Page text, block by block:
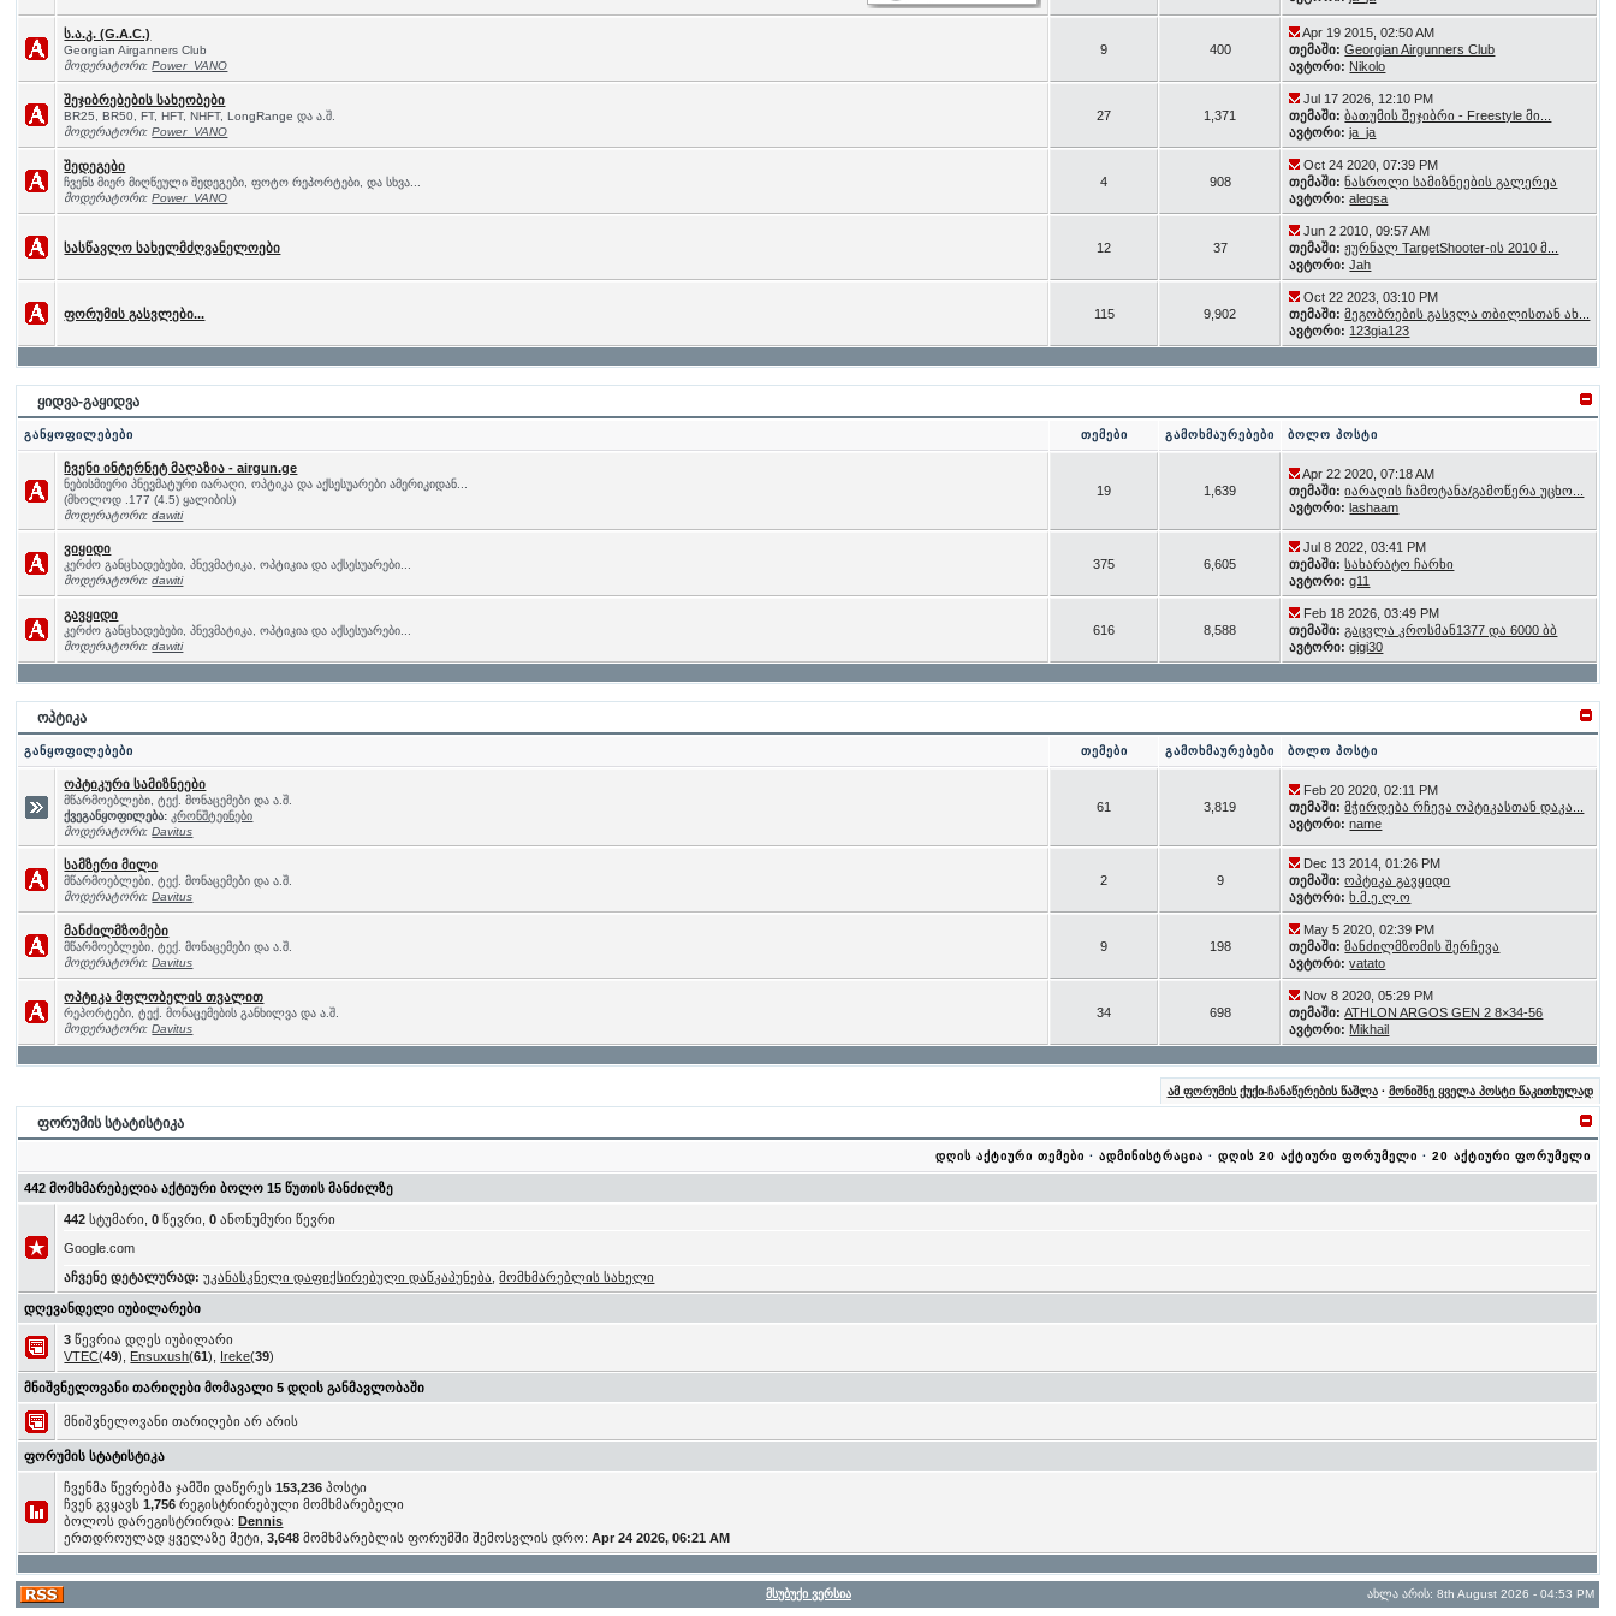
ს.ა.კ. (G.A.C.)
Georgian Airganners Club
მოდერატორი:Power_VANO
9 400
Apr 19 2015, 02:50 AM
თემაში: Georgian Airgunners Club
ავტორი: Nikolo
შეჯიბრებების სახეობები
BR25, BR50, FT, HFT, NHFT, LongRange და ა.შ.
მოდერატორი:Power_VANO
27 1,371
Jul 17 2026, 12:10 PM
თემაში: ბათუმის შეჯიბრი - Freestyle მი...
ავტორი: ja_ja
შედეგები
ჩვენს მიერ მიღწეული შედეგები, ფოტო რეპორტები, და სხვა...
მოდერატორი:Power_VANO
4 908
Oct 24 2020, 07:39 PM
თემაში: ნასროლი სამიზნეების გალერეა
ავტორი: aleqsa
სასწავლო სახელმძღვანელოები 12 37
Jun 2 2010, 09:57 AM
თემაში: ჟურნალ TargetShooter-ის 2010 მ...
ავტორი: Jah
ფორუმის გასვლები... 115 9,902
Oct 22 2023, 03:10 PM
თემაში: მეგობრების გასვლა თბილისთან ახ...
ავტორი: 123gia123
ყიდვა-გაყიდვა
განყოფილებები თემები გამოხმაურებები ბოლო პოსტი
ჩვენი ინტერნეტ მაღაზია - airgun.ge
ნებისმიერი პნევმატური იარაღი, ოპტიკა და აქსესუარები ამერიკიდან...
(მხოლოდ .177 (4.5) ყალიბის)
მოდერატორი:dawiti
19 1,639
Apr 22 2020, 07:18 AM
თემაში: იარაღის ჩამოტანა/გამოწერა უცხო...
ავტორი: lashaam
ვიყიდი
კერძო განცხადებები, პნევმატიკა, ოპტიკია და აქსესუარები...
მოდერატორი:dawiti
375 6,605
Jul 8 2022, 03:41 PM
თემაში: სახარატო ჩარხი
ავტორი: g11
გავყიდი
კერძო განცხადებები, პნევმატიკა, ოპტიკია და აქსესუარები...
მოდერატორი:dawiti
616 8,588
Feb 18 2026, 03:49 PM
თემაში: გაცვლა კროსმან1377 და 6000 ბბ
ავტორი: gigi30
ოპტიკა
განყოფილებები თემები გამოხმაურებები ბოლო პოსტი
ოპტიკური სამიზნეები
მწარმოებლები, ტექ. მონაცემები და ა.შ.
ქვეგანყოფილება: კრონშტეინები
მოდერატორი:Davitus
61 3,819
Feb 20 2020, 02:11 PM
თემაში: მჭირდება რჩევა ოპტიკასთან დაკა...
ავტორი: name
სამზერი მილი
მწარმოებლები, ტექ. მონაცემები და ა.შ.
მოდერატორი:Davitus
2 9
Dec 13 2014, 01:26 PM
თემაში: ოპტიკა გავყიდი
ავტორი: ხ.მ.ე.ლ.ო
მანძილმზომები
მწარმოებლები, ტექ. მონაცემები და ა.შ.
მოდერატორი:Davitus
9 198
May 5 2020, 02:39 PM
თემაში: მანძილმზომის შერჩევა
ავტორი: vatato
ოპტიკა მფლობელის თვალით
რეპორტები, ტექ. მონაცემების განხილვა და ა.შ.
მოდერატორი:Davitus
34 698
Nov 8 2020, 05:29 PM
თემაში: ATHLON ARGOS GEN 2 8×34-56
ავტორი: Mikhail
ამ ფორუმის ქუქი-ჩანაწერების წაშლა· მონიშნე ყველა პოსტი წაკითხულად
ფორუმის სტატისტიკა
დღის აქტიური თემები ·ადმინისტრაცია ·დღის 20 აქტიური ფორუმელი ·20 აქტიური ფორუმელი
442 მომხმარებელია აქტიური ბოლო 15 წუთის მანძილზე
442 სტუმარი,0 წევრი,0 ანონუმური წევრი
Google.com
აჩვენე დეტალურად: უკანასკნელი დაფიქსირებული დაწკაპუნება ,მომხმარებლის სახელი
დღევანდელი იუბილარები
3 წევრია დღეს იუბილარი
VTEC(49), Ensuxush(61), Ireke(39)
მნიშვნელოვანი თარიღები მომავალი 5 დღის განმავლობაში
მნიშვნელოვანი თარიღები არ არის
ფორუმის სტატისტიკა
ჩვენმა წევრებმა ჯამში დაწერეს153,236 პოსტი
ჩვენ გვყავს1,756 რეგისტრირებული მომხმარებელი
ბოლოს დარეგისტრირდა:Dennis
ერთდროულად ყველაზე მეტი,3,648 მომხმარებლის ფორუმში შემოსვლის დრო:Apr 24 2026, 06:21 AM
მსუბუქი ვერსია ახლა არის: 8th August 2026 - 04:53 PM